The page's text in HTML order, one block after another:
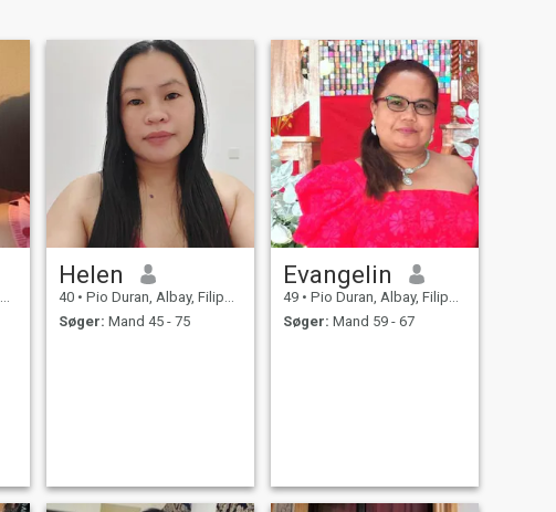
Helen
40 • Pio Duran, Albay, Filippinerne
Søger: Mand 45 - 75
Evangelin
49 • Pio Duran, Albay, Filippinerne
Søger: Mand 59 - 67